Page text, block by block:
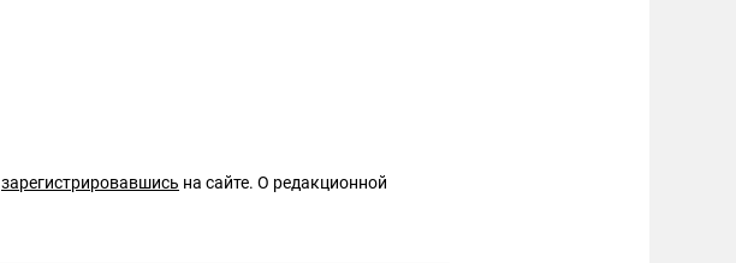
зарегистрировавшись на сайте. О редакционной